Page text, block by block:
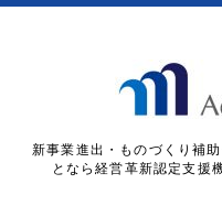
新事業進出・ものづくり補
となら経営革新認定支